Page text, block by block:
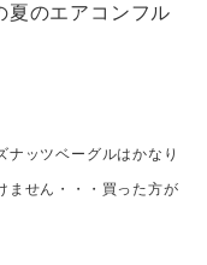
夏のエアコンフル
ナッツベーグルはかなり
ません・・・買った方が